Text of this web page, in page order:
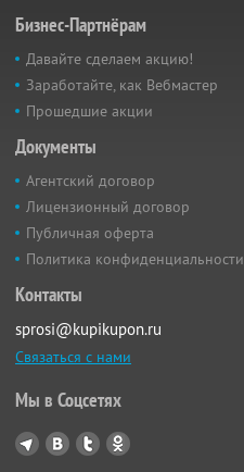
Бизнес-Партнёрам
Давайте сделаем акцию!
Заработайте, как Вебмастер
Прошедшие акции
Документы
Агентский договор
Лицензионный договор
Публичная оферта
Политика конфиденциальности
Контакты
sprosi@kupikupon.ru
Связаться с нами
Мы в Соцсетях